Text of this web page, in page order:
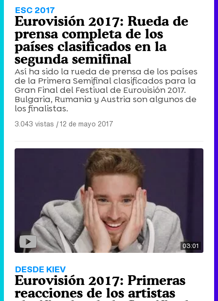
ESC 2017
Eurovisión 2017: Rueda de
prensa completa de los
países clasificados en la
segunda semifinal
Así ha sido la rueda de prensa de los países
de la Primera Semifinal clasificados para la
Gran Final del Festival de Eurovisión 2017.
Bulgaria, Rumania y Austria son algunos de
los finalistas.
3.043 vistas |12 de mayo 2017
03:01
DESDE KIEV
Eurovisión 2017: Primeras
reacciones de los artistas